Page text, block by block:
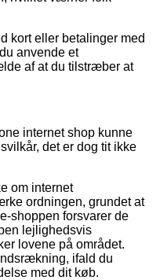
kort eller betalinger med
anvende et
af at du tilstræber at
internet shop kunne
det er dog tit ikke
om internet
ordningen, grundet at
shoppen forsvarer de
lejlighedsvis
lovene på området.
ifald du
med dit køb.